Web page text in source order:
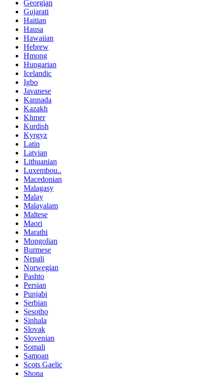
Georgian
Gujarati
Haitian
Hausa
Hawaiian
Hebrew
Hmong
Hungarian
Icelandic
Igbo
Javanese
Kannada
Kazakh
Khmer
Kurdish
Kyrgyz
Latin
Latvian
Lithuanian
Luxembou..
Macedonian
Malagasy
Malay
Malayalam
Maltese
Maori
Marathi
Mongolian
Burmese
Nepali
Norwegian
Pashto
Persian
Punjabi
Serbian
Sesotho
Sinhala
Slovak
Slovenian
Somali
Samoan
Scots Gaelic
Shona